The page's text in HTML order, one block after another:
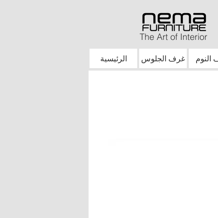
The Art of Interior
الرئيسية غرف الجلوس النوم